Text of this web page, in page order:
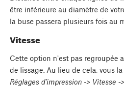
être inférieure au diamètre de
la buse passera plusieurs fois au
Vitesse
Cette option n'est pas regroupée
de lissage. Au lieu de cela, vous
Réglages d'impression -> Vitesse -